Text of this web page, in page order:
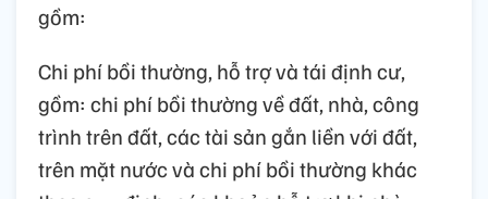
gồm:
Chi phí bồi thường, hỗ trợ và tái định cư,
gồm: chi phí bồi thường về đất, nhà, công
trình trên đất, các tài sản gắn liền với đất,
trên mặt nước và chi phí bồi thường khác